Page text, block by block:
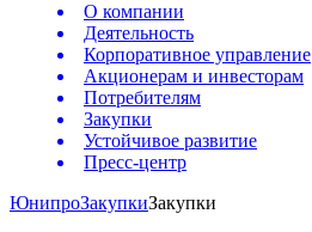
О компании
Деятельность
Корпоративное управление
Акционерам и инвесторам
Потребителям
Закупки
Устойчивое развитие
Пресс-центр
ЮнипроЗакупкиЗакупки